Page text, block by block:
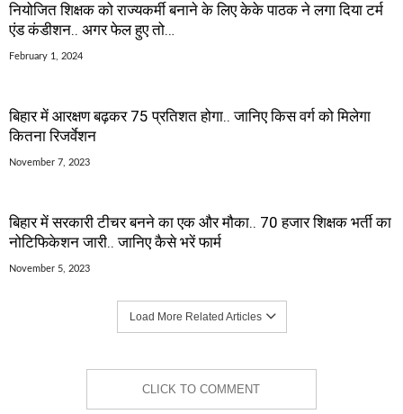
नियोजित शिक्षक को राज्यकर्मी बनाने के लिए केके पाठक ने लगा दिया टर्म
एंड कंडीशन.. अगर फेल हुए तो…
February 1, 2024
बिहार में आरक्षण बढ़कर 75 प्रतिशत होगा.. जानिए किस वर्ग को मिलेगा
कितना रिजर्वेशन
November 7, 2023
बिहार में सरकारी टीचर बनने का एक और मौका.. 70 हजार शिक्षक भर्ती का
नोटिफिकेशन जारी.. जानिए कैसे भरें फार्म
November 5, 2023
Load More Related Articles
CLICK TO COMMENT